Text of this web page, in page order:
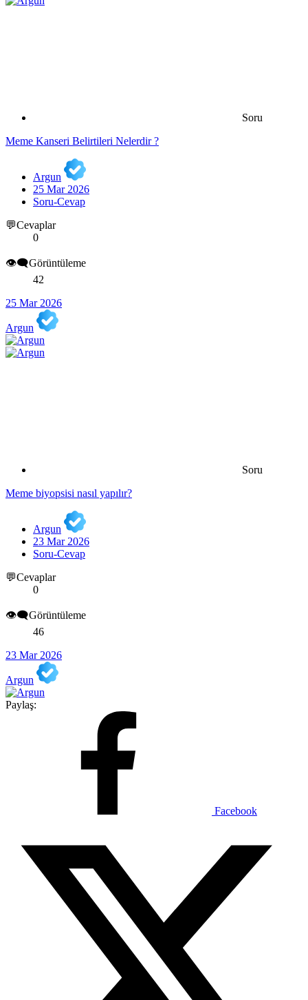
Soru
Meme Kanseri Belirtileri Nelerdir ?
Argun
25 Mar 2026
Soru-Cevap
💬Cevaplar
0
👁️‍🗨️Görüntüleme
42
25 Mar 2026
Argun
Soru
Meme biyopsisi nasıl yapılır?
Argun
23 Mar 2026
Soru-Cevap
💬Cevaplar
0
👁️‍🗨️Görüntüleme
46
23 Mar 2026
Argun
Paylaş:
Facebook